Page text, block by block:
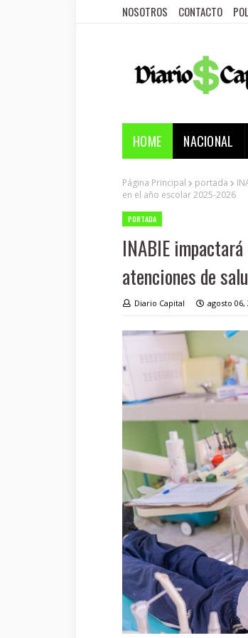
NOSOTROS CONTACTO
HOME NACIONAL
Página Principal portada
en el año escolar 2025-2026
PORTADA
INABIE
atenciones de
Diario Capital agosto 06,